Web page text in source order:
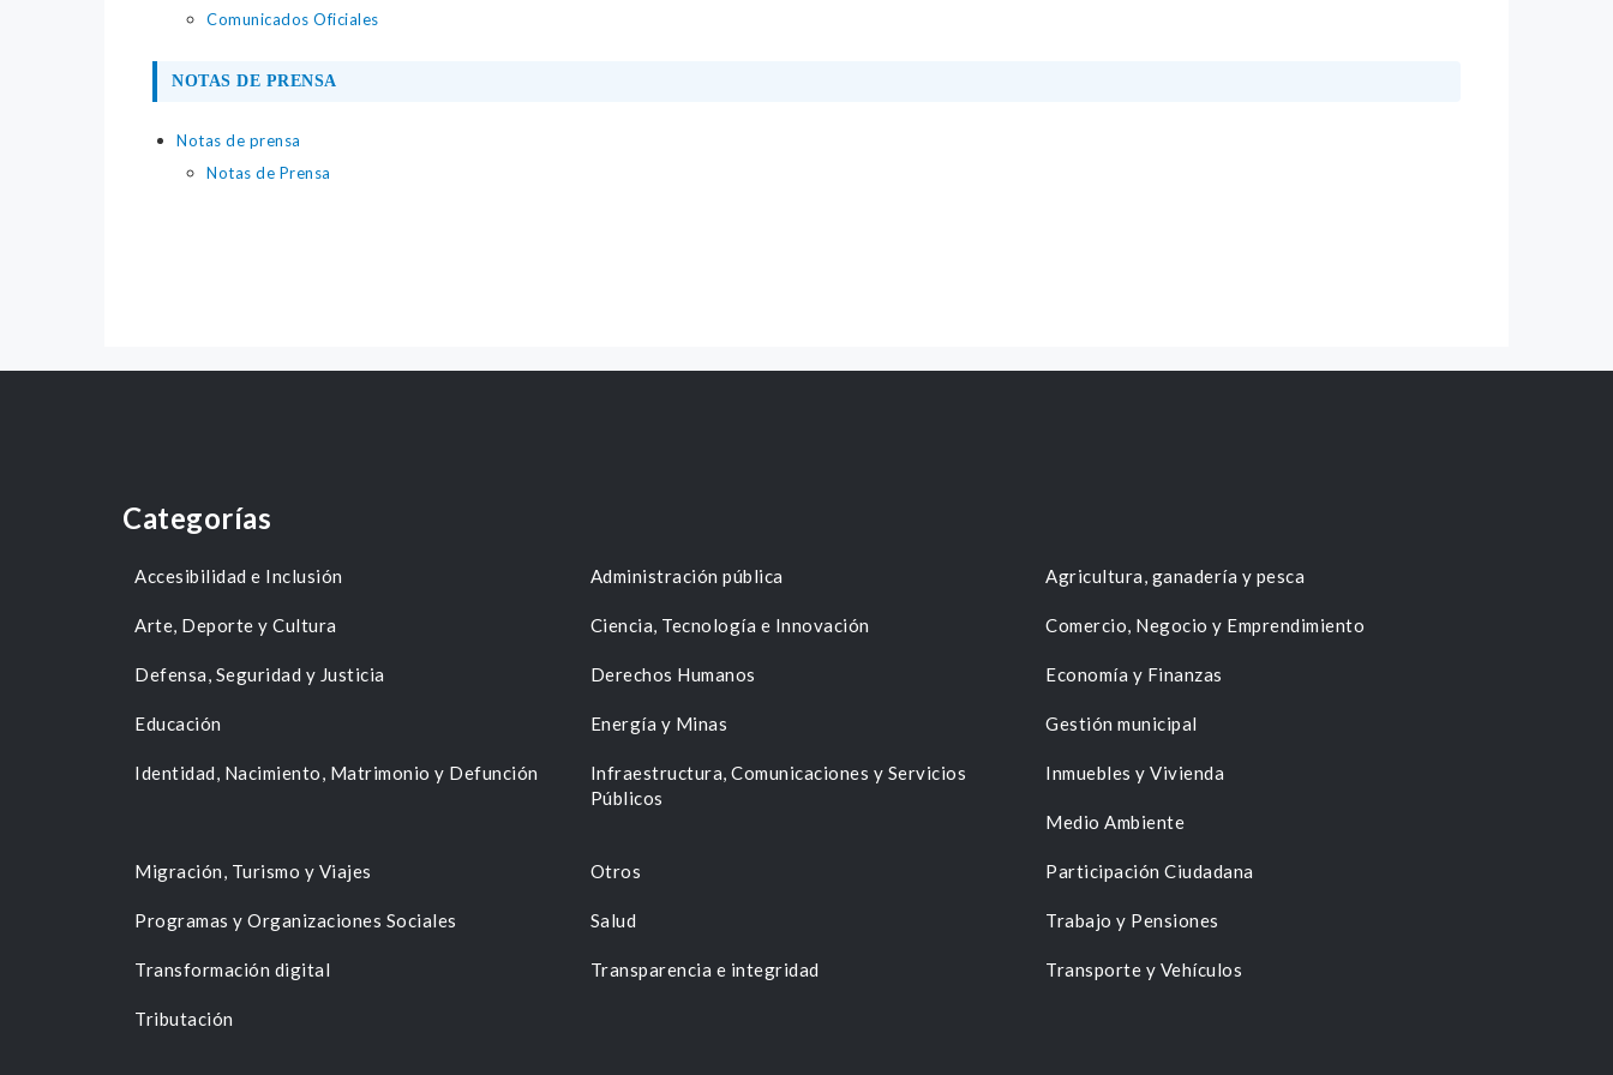
Comunicados Oficiales
NOTAS DE PRENSA
Notas de prensa
Notas de Prensa
Categorías
Accesibilidad e Inclusión Administración pública Agricultura, ganadería y pesca
Arte, Deporte y Cultura Ciencia, Tecnología e Innovación Comercio, Negocio y Emprendimiento
Defensa, Seguridad y Justicia Derechos Humanos Economía y Finanzas
Educación Energía y Minas Gestión municipal
Identidad, Nacimiento, Matrimonio y Defunción
Infraestructura, Comunicaciones y Servicios
Públicos
Inmuebles y Vivienda
Medio Ambiente
Migración, Turismo y Viajes Otros Participación Ciudadana
Programas y Organizaciones Sociales Salud Trabajo y Pensiones
Transformación digital Transparencia e integridad Transporte y Vehículos
Tributación